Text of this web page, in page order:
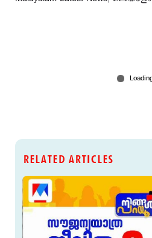
RELATED ARTICLES